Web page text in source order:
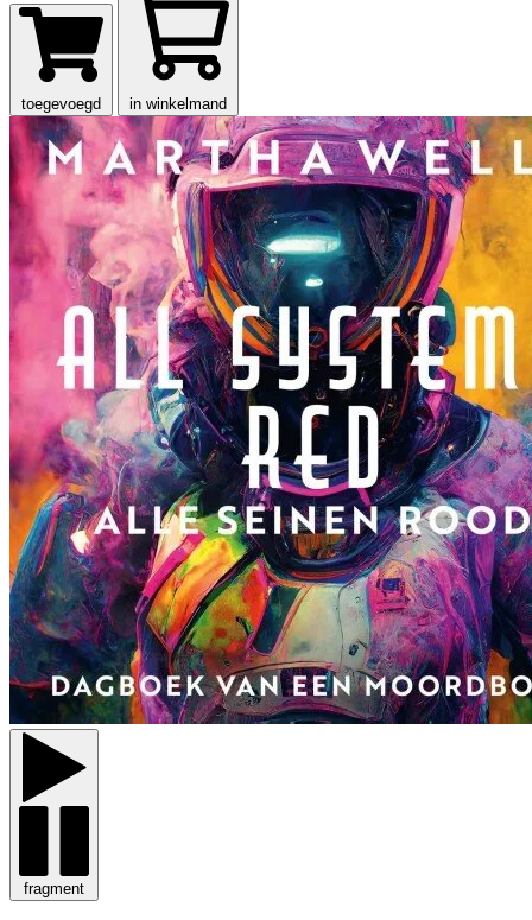
toegevoegd in winkelmand
fragment